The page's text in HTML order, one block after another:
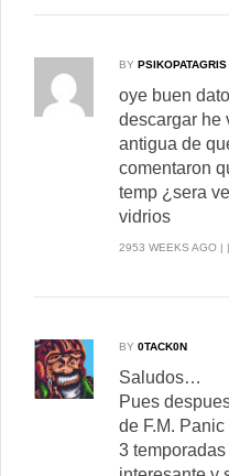
BY PSIKOPATAGRIS
oye buen
descargar he
antigua de
comentaron
temp ¿sera
vidrios
2953 WEEKS AGO | |
BY 0TACK0N
Saludos…
Pues
de F.M.
3